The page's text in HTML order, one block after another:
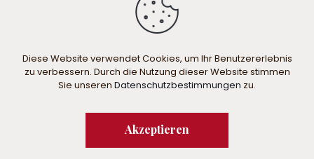
Diese Website verwendet Cookies, um Ihr Benutzererlebnis
zu verbessern. Durch die Nutzung dieser Website stimmen
Sie unseren Datenschutzbestimmungen zu.
Akzeptieren